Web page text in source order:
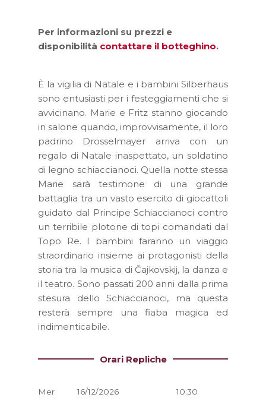
Per informazioni su prezzi e
disponibilità contattare il botteghino.
È la vigilia di Natale e i bambini Silberhaus
sono entusiasti per i festeggiamenti che si
avvicinano. Marie e Fritz stanno giocando
in salone quando, improvvisamente, il loro
padrino Drosselmayer arriva con un
regalo di Natale inaspettato, un soldatino
di legno schiaccianoci. Quella notte stessa
Marie sarà testimone di una grande
battaglia tra un vasto esercito di giocattoli
guidato dal Principe Schiaccianoci contro
un terribile plotone di topi comandati dal
Topo Re. I bambini faranno un viaggio
straordinario insieme ai protagonisti della
storia tra la musica di Čajkovskij, la danza e
il teatro. Sono passati 200 anni dalla prima
stesura dello Schiaccianoci, ma questa
resterà sempre una fiaba magica ed
indimenticabile.
Orari Repliche
Mer 16/12/2026 10:30